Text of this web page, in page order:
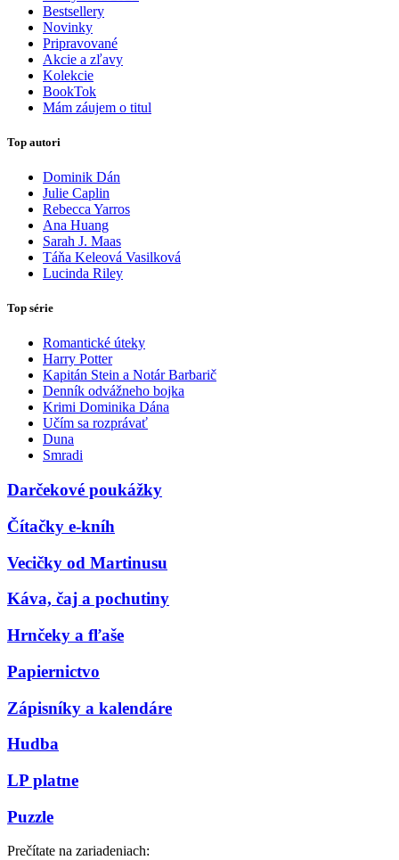
Bestsellery
Novinky
Pripravované
Akcie a zľavy
Kolekcie
BookTok
Mám záujem o titul
Top autori
Dominik Dán
Julie Caplin
Rebecca Yarros
Ana Huang
Sarah J. Maas
Táňa Keleová Vasilková
Lucinda Riley
Top série
Romantické úteky
Harry Potter
Kapitán Stein a Notár Barbarič
Denník odvážneho bojka
Krimi Dominika Dána
Učím sa rozprávať
Duna
Smradi
Darčekové poukážky
Čítačky e-kníh
Vecičky od Martinusu
Káva, čaj a pochutiny
Hrnčeky a fľaše
Papiernictvo
Zápisníky a kalendáre
Hudba
LP platne
Puzzle
Prečítate na zariadeniach: